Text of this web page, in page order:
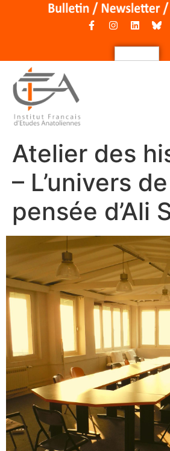
Atelier des
– L’univers de
pensée d’Ali